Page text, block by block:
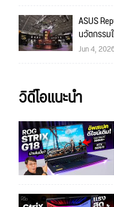
ASUS
นวัตกรรม
Jun 4,
วิดีโอแนะนำ